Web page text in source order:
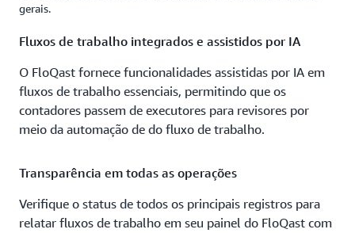
gerais.
Fluxos de trabalho integrados e assistidos por IA
O FloQast fornece funcionalidades assistidas por IA em
fluxos de trabalho essenciais, permitindo que os
contadores passem de executores para revisores por
meio da automação de do fluxo de trabalho.
Transparência em todas as operações
Verifique o status de todos os principais registros para
relatar fluxos de trabalho em seu painel do FloQast com